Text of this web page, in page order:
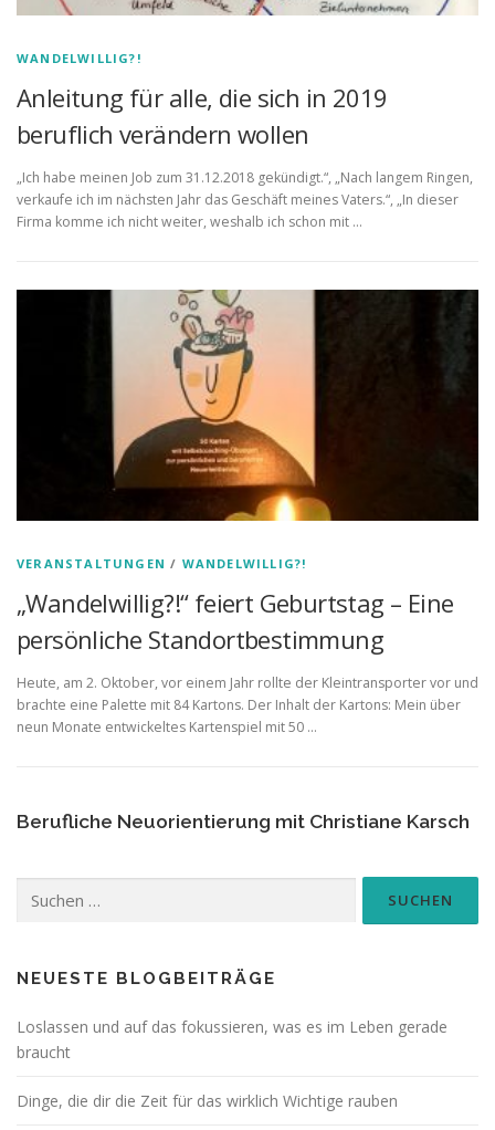
WANDELWILLIG?!
Anleitung für alle, die sich in 2019
beruflich verändern wollen
„Ich habe meinen Job zum 31.12.2018 gekündigt.“, „Nach langem Ringen,
verkaufe ich im nächsten Jahr das Geschäft meines Vaters.“, „In dieser
Firma komme ich nicht weiter, weshalb ich schon mit …
VERANSTALTUNGEN / WANDELWILLIG?!
„Wandelwillig?!“ feiert Geburtstag – Eine
persönliche Standortbestimmung
Heute, am 2. Oktober, vor einem Jahr rollte der Kleintransporter vor und
brachte eine Palette mit 84 Kartons. Der Inhalt der Kartons: Mein über
neun Monate entwickeltes Kartenspiel mit 50 …
Berufliche Neuorientierung mit Christiane Karsch
nach:
NEUESTE BLOGBEITRÄGE
Loslassen und auf das fokussieren, was es im Leben gerade
braucht
Dinge, die dir die Zeit für das wirklich Wichtige rauben